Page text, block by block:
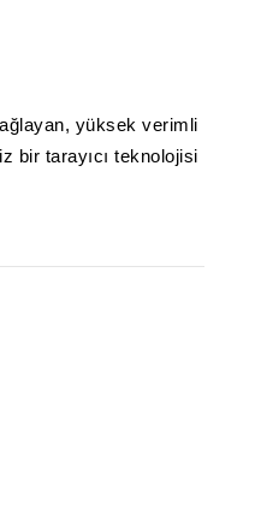
yüksek verimli
bir tarayıcı teknolojisi